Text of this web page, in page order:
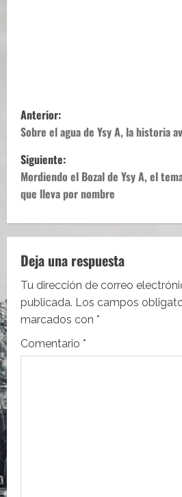
N
a
v
e
g
a
c
i
ó
Anterior:
Sobre el agua de Ysy A, la historia
Siguiente:
Mordiendo el Bozal de Ysy A, el
que lleva por nombre
Deja una respuesta
Tu dirección de correo
publicada. Los campos
marcados con *
Comentario *